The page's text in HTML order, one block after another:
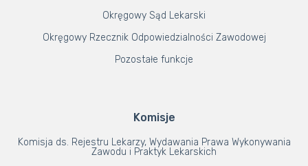
Okręgowy Sąd Lekarski
Okręgowy Rzecznik Odpowiedzialności Zawodowej
Pozostałe funkcje
Komisje
Komisja ds. Rejestru Lekarzy, Wydawania Prawa Wykonywania
Zawodu i Praktyk Lekarskich